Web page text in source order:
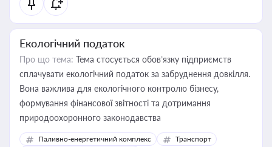
Екологічний податок
Про що тема: Тема стосується обов’язку підприємств
сплачувати екологічний податок за забруднення довкілля.
Вона важлива для екологічного контролю бізнесу,
формування фінансової звітності та дотримання
природоохоронного законодавства
Паливно-енергетичний комплекс
Транспорт